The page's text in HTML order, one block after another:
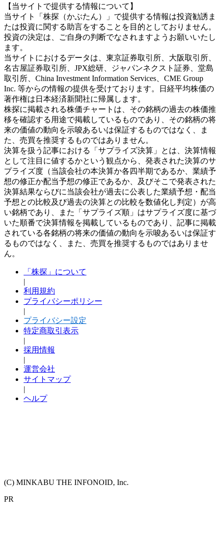
【当サイトで提供する情報について】
当サイト「株探（かぶたん）」で提供する情報は投資勧誘ま
たは投資に関する助言をすることを目的としておりません。
投資の決定は、ご自身の判断でなされますようお願いいたし
ます。
当サイトにおけるデータは、東京証券取引所、大阪取引所、
名古屋証券取引所、JPX総研、ジャパンネクスト証券、堂島
取引所、China Investment Information Services、CME Group
Inc. 等からの情報の提供を受けております。日経平均株価の
著作権は日本経済新聞社に帰属します。
株探に掲載される株価チャートは、その銘柄の過去の株価推
移を確認する用途で掲載しているものであり、その銘柄の将
来の価値の動向を示唆あるいは保証するものではなく、ま
た、売買を推奨するものではありません。
決算を扱う記事における「サプライズ決算」とは、決算情報
として注目に値するかという観点から、発表された決算のサ
プライズ度（当該会社の本決算か各四半期であるか、業績予
想の修正か配当予想の修正であるか、及びそこで発表された
決算結果ならびに当該会社が過去に公表した業績予想・配当
予想との比較及び過去の決算との比較を数値化し判定）が高
い銘柄であり、また「サプライズ順」はサプライズ度に基づ
いた順番で決算情報を掲載しているものであり、記事に掲載
されている各銘柄の将来の価値の動向を示唆あるいは保証す
るものではなく、また、売買を推奨するものではありませ
ん。
「株探」について
|
利用規約
プライバシーポリシー
|
プライバシー設定
特定商取引表示
|
採用情報
|
運営会社
サイトマップ
|
ヘルプ
(C) MINKABU THE INFONOID, Inc.
PR